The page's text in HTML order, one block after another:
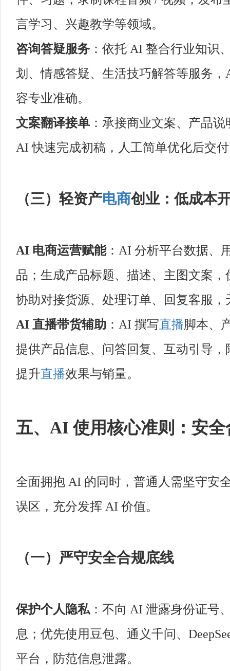
言学习、兴趣教学等领域。
咨询答疑服务 ：依托 AI 整合行业知识
划、情感答疑、生活技巧解答等服务
容专业准确。
文案翻译接单 ：承接商业文案、产品
AI 快速完成初稿，人工简单优化后交
（三）轻资产电商创业：低成本
AI 电商运营赋能：AI 分析平台数据、
品；生成产品标题、描述、主图文案
协助对接货源、处理订单、回复客服
AI 直播带货辅助 ：AI 撰写直播脚本、
提供产品信息、问答回复、互动引导，
提升直播效果与销量。
五、AI 使用核心准则：安
全面拥抱 AI 的同时，普通人需坚守安
误区，充分发挥 AI 价值。
（一）严守安全合规底线
保护个人隐私 ：不向 AI 泄露身份证号
息；优先使用豆包、通义千问、
平台，防范信息泄露。